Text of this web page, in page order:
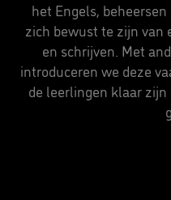
het Engels,
zich bewust te zijn van
en schrijven. Met
introduceren we deze
de leerlingen klaar